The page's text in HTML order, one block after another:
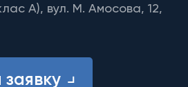
A), вул. М. Амосова, 12,